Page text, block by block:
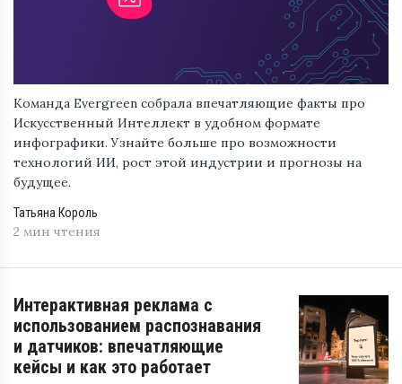
Команда Evergreen собрала впечатляющие факты про
Искусственный Интеллект в удобном формате
инфографики. Узнайте больше про возможности
технологий ИИ, рост этой индустрии и прогнозы на
будущее.
Татьяна Король
2 мин чтения
Интерактивная реклама с
использованием распознавания
и датчиков: впечатляющие
кейсы и как это работает